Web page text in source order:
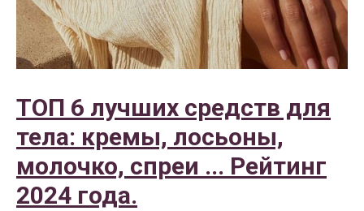
ТОП 6 лучших средств для
тела: кремы, лосьоны,
молочко, спреи ... Рейтинг
2024 года.